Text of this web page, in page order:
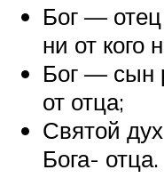
Бог — отец
ни от кого
Бог — сын
от отца;
Святой
Бога- отца.